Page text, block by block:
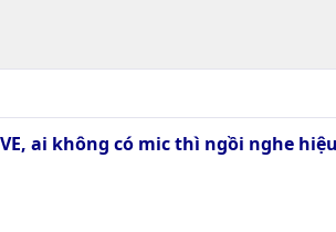
ai không có mic thì ngồi nghe